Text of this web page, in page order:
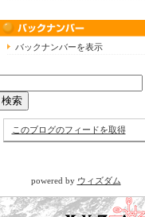
バックナンバーを表示
このブログのフィードを取得
powered by ウィズダム